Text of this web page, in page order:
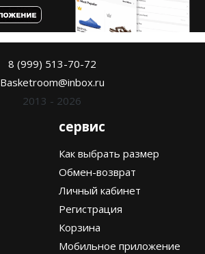
8 (999) 513-70-72
Basketroom@inbox.ru
2013 - 2026
сервис
Как выбрать размер
Обмен-возврат
Личный кабинет
Регистрация
Корзина
Мобильное приложение